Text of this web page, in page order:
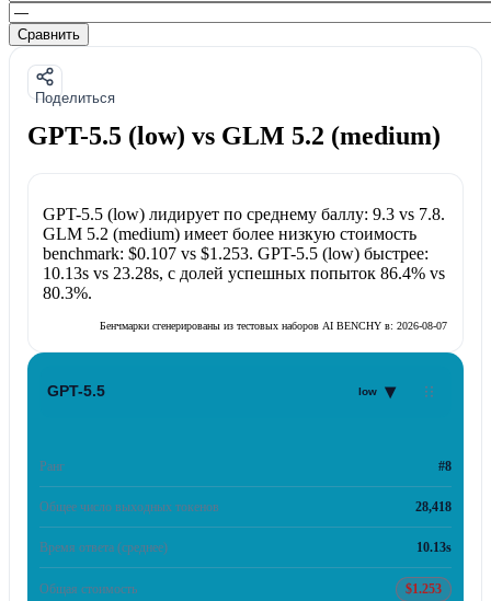
Сравнить
Поделиться
GPT-5.5 (low) vs GLM 5.2 (medium)
GPT-5.5 (low)лидирует по среднему баллу: 9.3vs 7.8.
GLM 5.2 (medium)имеет более низкую стоимость
benchmark: $0.107vs $1.253. GPT-5.5 (low)быстрее:
10.13svs 23.28s, с долей успешных попыток 86.4%vs
80.3%.
Бенчмарки сгенерированы из тестовых наборов AI BENCHY в: 2026-08-07
GPT-5.5 low ▾
Ранг #8
Общее число выходных токенов 28,418
Время ответа (среднее) 10.13s
Общая стоимость $1.253